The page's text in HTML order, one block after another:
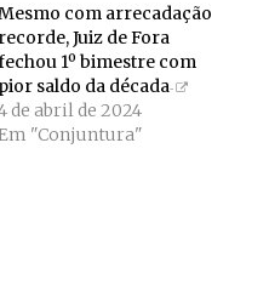
com arrecadação
recorde, Juiz de Fora
1º bimestre com
pior saldo da década
de abril de 2024
"Conjuntura"